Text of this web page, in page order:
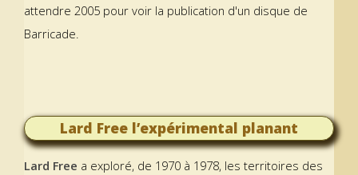
attendre 2005 pour voir la publication d'un disque de
Barricade.
Lard Free l’expérimental planant
Lard Free a exploré, de 1970 à 1978, les territoires des